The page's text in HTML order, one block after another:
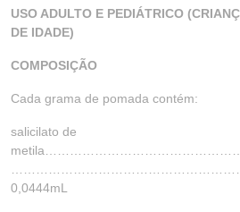
USO ADULTO E PEDIÁTRICO
DE IDADE)
COMPOSIÇÃO
Cada grama de pomada contém:
salicilato de
0,0444mL